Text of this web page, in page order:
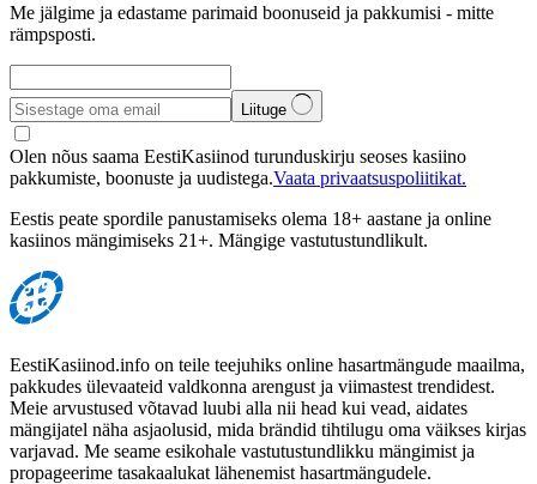
Me jälgime ja edastame parimaid boonuseid ja pakkumisi - mitte
rämpsposti.
Liituge
Olen nõus saama EestiKasiinod turunduskirju seoses kasiino
pakkumiste, boonuste ja uudistega.Vaata privaatsuspoliitikat.
Eestis peate spordile panustamiseks olema 18+ aastane ja online
kasiinos mängimiseks 21+. Mängige vastutustundlikult.
EestiKasiinod.info on teile teejuhiks online hasartmängude maailma,
pakkudes ülevaateid valdkonna arengust ja viimastest trendidest.
Meie arvustused võtavad luubi alla nii head kui vead, aidates
mängijatel näha asjaolusid, mida brändid tihtilugu oma väikses kirjas
varjavad. Me seame esikohale vastutustundlikku mängimist ja
propageerime tasakaalukat lähenemist hasartmängudele.